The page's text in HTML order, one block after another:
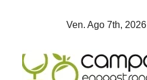
Ven. Ago 7th, 2026